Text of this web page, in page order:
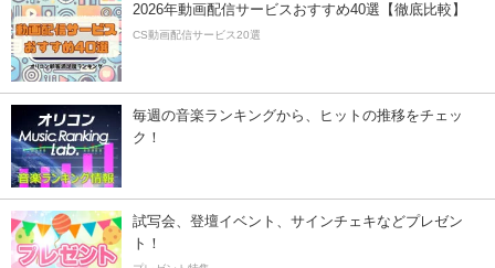
2026年動画配信サービスおすすめ40選【徹底比較】
CS動画配信サービス20選
毎週の音楽ランキングから、ヒットの推移をチェッ
ク！
試写会、登壇イベント、サインチェキなどプレゼン
ト！